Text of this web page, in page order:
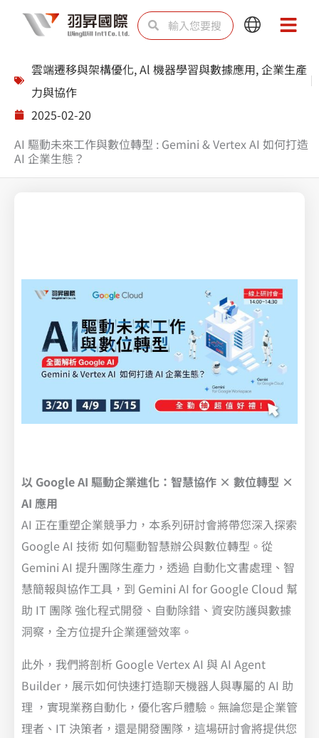
搜
尋 尋
Main
Main
雲端遷移與架構優化,Al 機器學習與數據應用,企業生產
力與協作
2025-02-20
AI 驅動未來工作與數位轉型 : Gemini & Vertex AI 如何打造
AI 企業生態？
以 Google AI 驅動企業進化：智慧協作 × 數位轉型 ×
AI 應用
AI 正在重塑企業競爭力，本系列研討會將帶您深入探索
Google AI 技術 如何驅動智慧辦公與數位轉型。從
Gemini AI 提升團隊生產力，透過 自動化文書處理、智
慧簡報與協作工具，到 Gemini AI for Google Cloud 幫
助 IT 團隊 強化程式開發、自動除錯、資安防護與數據
洞察，全方位提升企業運營效率。
此外，我們將剖析 Google Vertex AI 與 AI Agent
Builder，展示如何快速打造聊天機器人與專屬的 AI 助
理 ，實現業務自動化，優化客戶體驗。無論您是企業管
理者、IT 決策者，還是開發團隊，這場研討會將提供您